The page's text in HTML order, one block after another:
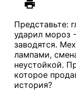
Представьте:
ударил мороз
заводятся.
лампами,
неустойкой.
которое
история?